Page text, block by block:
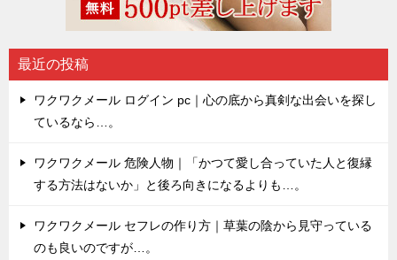
最近の投稿
ワクワクメール ログイン pc｜心の底から真剣な出会いを探し
ているなら…。
ワクワクメール 危険人物｜「かつて愛し合っていた人と復縁
する方法はないか」と後ろ向きになるよりも…。
ワクワクメール セフレの作り方｜草葉の陰から見守っている
のも良いのですが…。